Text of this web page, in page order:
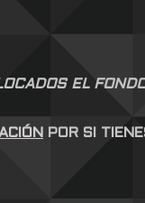
EL
POR SI